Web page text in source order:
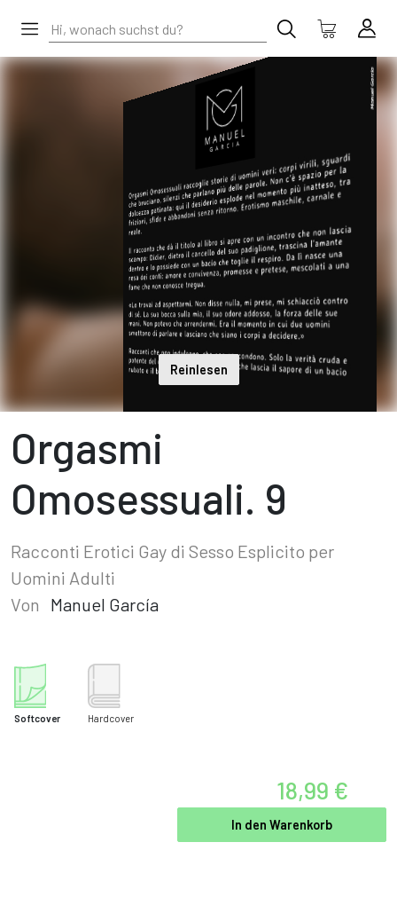
Reinlesen
Orgasmi
Omosessuali. 9
Racconti Erotici Gay di Sesso Esplicito per
Uomini Adulti
Von
Manuel García
Softcover Hardcover
18,99 €
In den Warenkorb